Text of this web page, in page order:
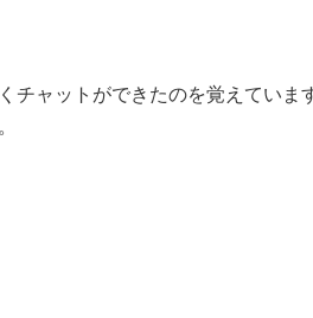
ャットができたのを覚えていま